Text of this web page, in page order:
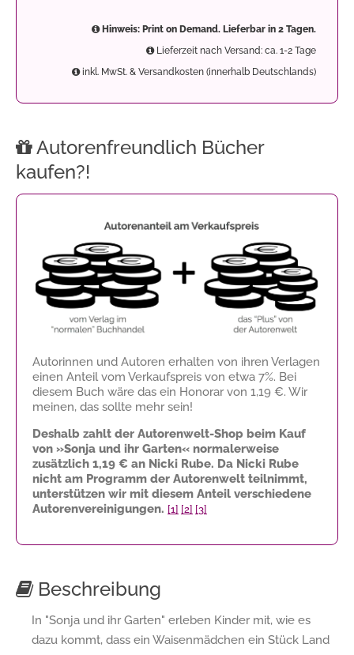
Hinweis: Print on Demand. Lieferbar in 2 Tagen.
Lieferzeit nach Versand: ca. 1-2 Tage
inkl. MwSt. & Versandkosten (innerhalb Deutschlands)
Autorenfreundlich Bücher
kaufen?!
Autorinnen und Autoren erhalten von ihren Verlagen
einen Anteil vom Verkaufspreis von etwa 7%. Bei
diesem Buch wäre das ein Honorar von 1,19 €. Wir
meinen, das sollte mehr sein!
Deshalb zahlt der Autorenwelt-Shop beim Kauf
von »Sonja und ihr Garten« normalerweise
zusätzlich 1,19 € an Nicki Rube. Da Nicki Rube
nicht am Programm der Autorenwelt teilnimmt,
unterstützen wir mit diesem Anteil verschiedene
Autorenvereinigungen. [1] [2] [3]
Beschreibung
In "Sonja und ihr Garten" erleben Kinder mit, wie es
dazu kommt, dass ein Waisenmädchen ein Stück Land